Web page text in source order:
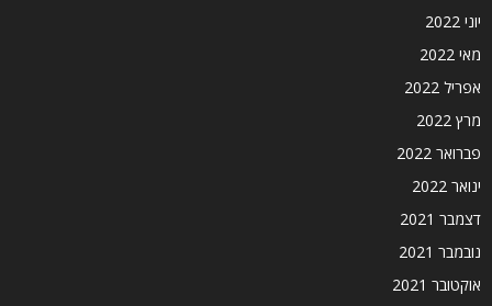
יוני 2022
מאי 2022
אפריל 2022
מרץ 2022
פברואר 2022
ינואר 2022
דצמבר 2021
נובמבר 2021
אוקטובר 2021